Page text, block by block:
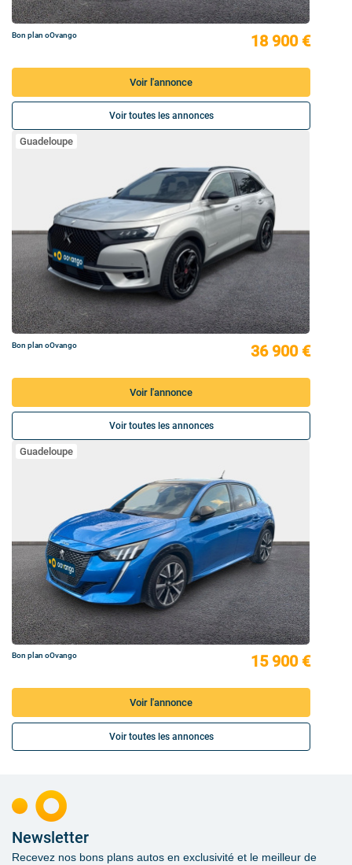
Bon plan oOvango 18 900 €
Voir l'annonce
Voir toutes les annonces
Guadeloupe
Bon plan oOvango 36 900 €
Voir l'annonce
Voir toutes les annonces
Guadeloupe
Bon plan oOvango 15 900 €
Voir l'annonce
Voir toutes les annonces
Newsletter
Recevez nos bons plans autos en exclusivité et le meilleur de